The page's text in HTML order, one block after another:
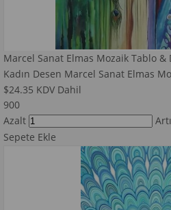
Marcel Sanat Elmas Mozaik Tablo
Kadın Desen Marcel Sanat Elmas
$24.35 KDV Dahil
900
Azalt
Sepete Ekle